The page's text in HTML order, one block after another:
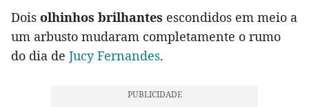
Dois olhinhos brilhantes escondidos em meio a
um arbusto mudaram completamente o rumo
do dia de Jucy Fernandes.